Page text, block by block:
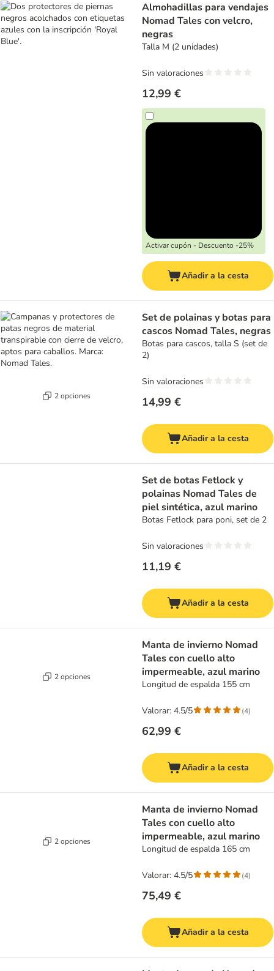
Almohadillas para vendajes
Nomad Tales con velcro,
negras
Talla M (2 unidades)
12,99 €
Activar cupón - Descuento -25%
Sin valoraciones
Añadir a la cesta
2 opciones
Set de polainas y botas para
cascos Nomad Tales, negras
Botas para cascos, talla S (set de
2)
14,99 €
Sin valoraciones
Añadir a la cesta
Set de botas Fetlock y
polainas Nomad Tales de
piel sintética, azul marino
Botas Fetlock para poni, set de 2
11,19 €
Sin valoraciones
Añadir a la cesta
2 opciones
Manta de invierno Nomad
Tales con cuello alto
impermeable, azul marino
Longitud de espalda 155 cm
62,99 €
Valorar: 4.5/5 (4)
Añadir a la cesta
2 opciones
Manta de invierno Nomad
Tales con cuello alto
impermeable, azul marino
Longitud de espalda 165 cm
75,49 €
Valorar: 4.5/5 (4)
Añadir a la cesta